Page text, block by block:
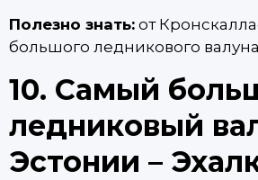
Полезно знать: от
большого ледникового валуна
10. Самый
ледниковый
Эстонии –